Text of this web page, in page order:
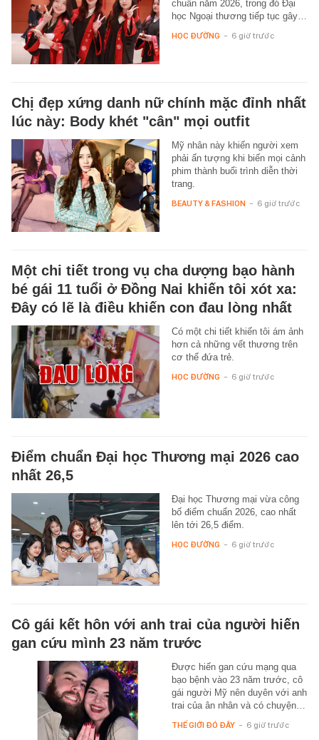
chuẩn năm 2026, trong đó Đại
học Ngoại thương tiếp tục gây…
HỌC ĐƯỜNG - 6 giờ trước
Chị đẹp xứng danh nữ chính mặc đỉnh nhất
lúc này: Body khét "cân" mọi outfit
Mỹ nhân này khiến người xem
phải ấn tượng khi biến mọi cảnh
phim thành buổi trình diễn thời
trang.
BEAUTY & FASHION - 6 giờ trước
Một chi tiết trong vụ cha dượng bạo hành
bé gái 11 tuổi ở Đồng Nai khiến tôi xót xa:
Đây có lẽ là điều khiến con đau lòng nhất
Có một chi tiết khiến tôi ám ảnh
hơn cả những vết thương trên
cơ thể đứa trẻ.
HỌC ĐƯỜNG - 6 giờ trước
Điểm chuẩn Đại học Thương mại 2026 cao
nhất 26,5
Đại học Thương mại vừa công
bố điểm chuẩn 2026, cao nhất
lên tới 26,5 điểm.
HỌC ĐƯỜNG - 6 giờ trước
Cô gái kết hôn với anh trai của người hiến
gan cứu mình 23 năm trước
Được hiến gan cứu mạng qua
bạo bệnh vào 23 năm trước, cô
gái người Mỹ nên duyên với anh
trai của ân nhân và có chuyện…
THẾ GIỚI ĐÓ ĐÂY - 6 giờ trước